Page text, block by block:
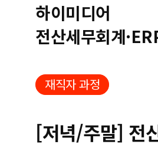
하이미디어
전산세무회계
재직자 과정
[저녁/주말] 전